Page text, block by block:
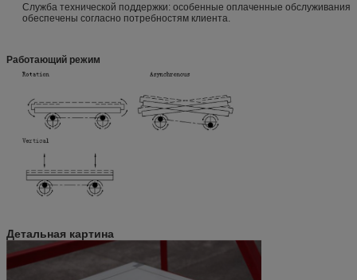
Служба технической поддержки: особенные оплаченные обслуживания
обеспечены согласно потребностям клиента.
Работающий режим
Детальная картина